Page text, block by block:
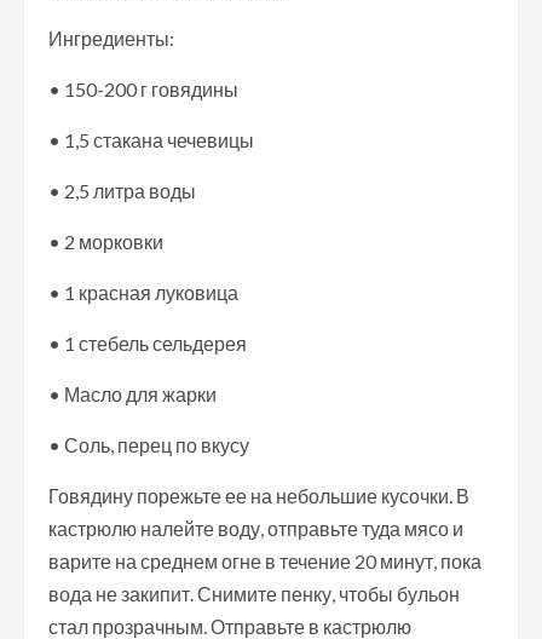
Ингредиенты:
• 150-200 г говядины
• 1,5 стакана чечевицы
• 2,5 литра воды
• 2 морковки
• 1 красная луковица
• 1 стебель сельдерея
• Масло для жарки
• Соль, перец по вкусу
Говядину порежьте ее на небольшие кусочки. В
кастрюлю налейте воду, отправьте туда мясо и
варите на среднем огне в течение 20 минут, пока
вода не закипит. Снимите пенку, чтобы бульон
стал прозрачным. Отправьте в кастрюлю